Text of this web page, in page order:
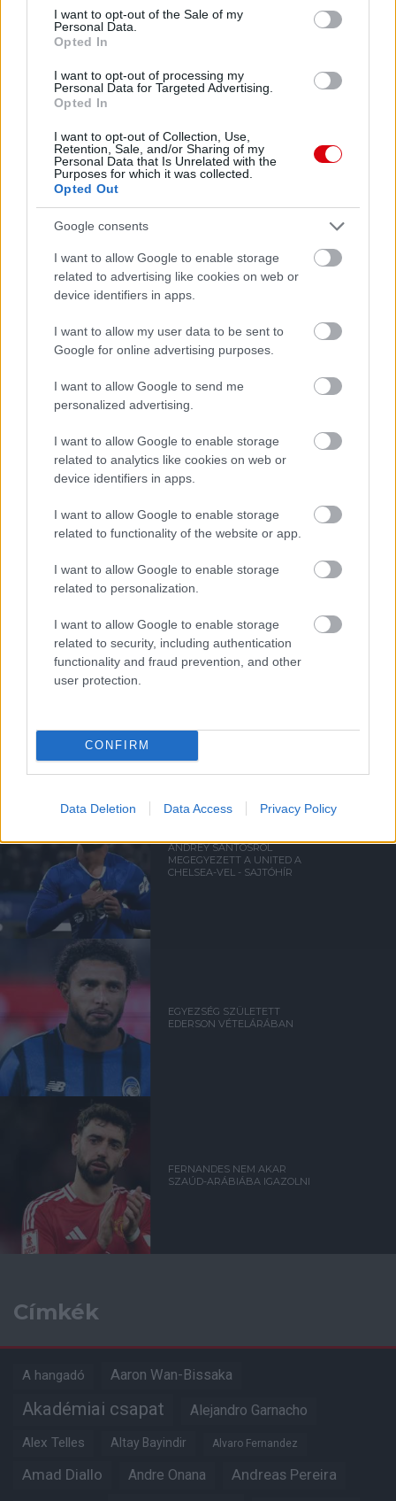
consent section.
I want to opt-out of the Sale of my
Personal Data.
Opted In
I want to opt-out of processing my
Personal Data for Targeted Advertising.
Opted In
I want to opt-out of Collection, Use,
Retention, Sale, and/or Sharing of my
Personal Data that Is Unrelated with the
Purposes for which it was collected.
Opted Out
Google consents
I want to allow Google to enable storage
related to advertising like cookies on web or
device identifiers in apps.
I want to allow my user data to be sent to
Google for online advertising purposes.
I want to allow Google to send me
personalized advertising.
I want to allow Google to enable storage
related to analytics like cookies on web or
device identifiers in apps.
I want to allow Google to enable storage
related to functionality of the website or app.
I want to allow Google to enable storage
related to personalization.
I want to allow Google to enable storage
related to security, including authentication
functionality and fraud prevention, and other
user protection.
CONFIRM
Data Deletion Data Access Privacy Policy
Paris Saint-Germain
Manchester United
Felkészülési szezon 4. mérkőzés
Nya Ullevi, Göteborg
Leeds Unitedvs Manchester United
AC MilanvsManchester United
ELŐZŐ MÉRKŐZÉSEK
Támogatás
Támogasd adományoddal
a ManUtdFanatics.hu működését!
PLETYKÁK, ÁTIGAZOLÁSOK
ANDREY SANTOSRÓL
MEGEGYEZETT A UNITED A
CHELSEA-VEL - SAJTÓHÍR
EGYEZSÉG SZÜLETETT
EDERSON VÉTELÁRÁBAN
FERNANDES NEM AKAR
SZAÚD-ARÁBIÁBA IGAZOLNI
Címkék
A hangadó Aaron Wan-Bissaka
Akadémiai csapat Alejandro Garnacho
Alex Telles Altay Bayindir Alvaro Fernandez
Amad Diallo Andre Onana Andreas Pereira